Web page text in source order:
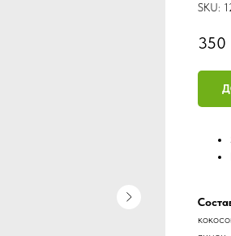
SKU:
350